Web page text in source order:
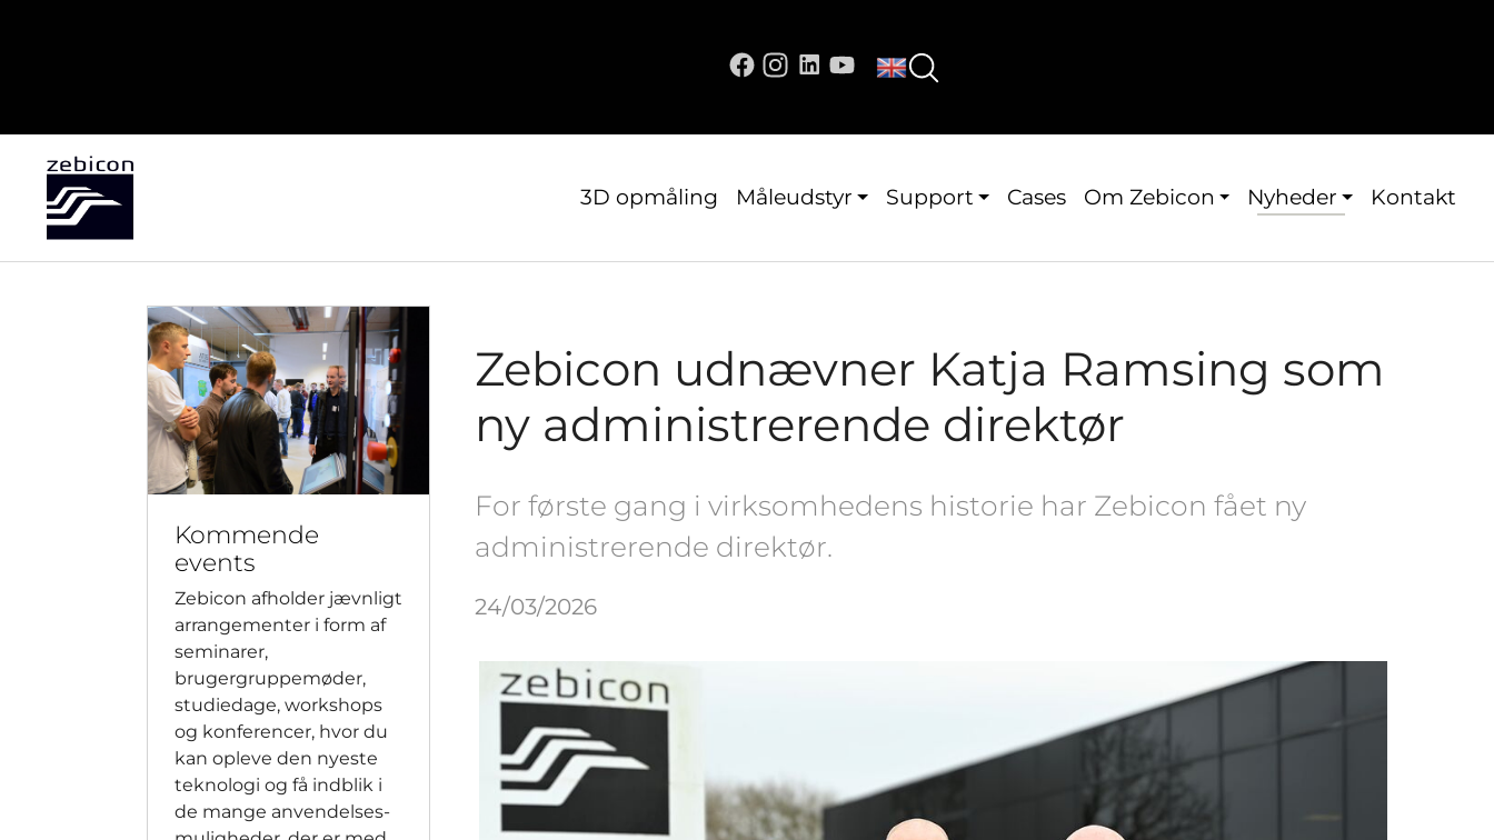
3D opmåling Måleudstyr Support Cases Om Zebicon Nyheder Kontakt
Zebicon udnævner Katja Ramsing som
ny administrerende direktør
For første gang i virksomhedens historie har Zebicon fået ny
administrerende direktør.
24/03/2026
Kommende
events
Zebicon afholder jævnligt
arrangementer i form af
seminarer,
brugergruppemøder,
studiedage, workshops
og konferencer, hvor du
kan opleve den nyeste
teknologi og få indblik i
de mange anvendelses-